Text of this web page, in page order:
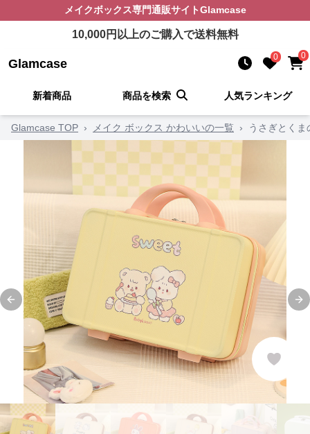
メイクボックス専門通販サイトGlamcase
10,000円以上のご購入で送料無料
Glamcase 0 0
新着商品 商品を検索 人気ランキング
Glamcase TOP › メイク ボックス かわいいの一覧 › うさぎとく
Previous slide